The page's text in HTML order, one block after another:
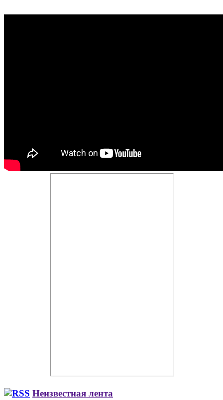
Неизвестная лента